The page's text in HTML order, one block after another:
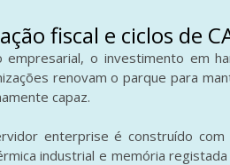
fiscal e ciclos de
empresarial, o investimento em
renovam o parque para
capaz.
enterprise é construído
industrial e memória